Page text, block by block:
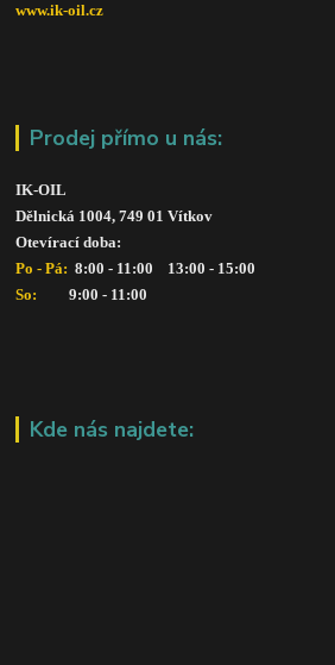
www.ik-oil.cz
Prodej přímo u nás:
IK-OIL
Dělnická 1004, 749 01 Vítkov
Otevírací doba:
Po - Pá: 8:00 - 11:00    13:00 - 15:00
So:
      9:00 - 11:00
Kde nás najdete: